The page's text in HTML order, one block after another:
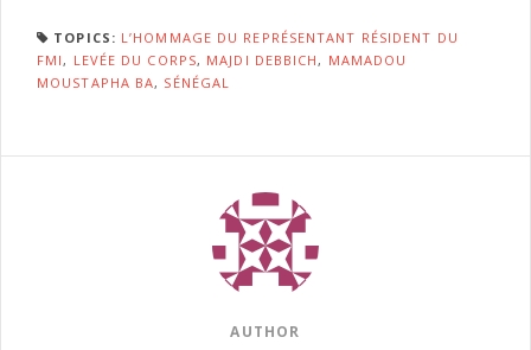
TOPICS: L’HOMMAGE DU REPRÉSENTANT RÉSIDENT DU
FMI, LEVÉE DU CORPS, MAJDI DEBBICH, MAMADOU
MOUSTAPHA BA, SÉNÉGAL
AUTHOR